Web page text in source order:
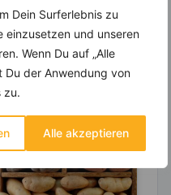
Dein Surferlebnis zu
einzusetzen und unseren
Wenn Du auf „Alle
der Anwendung von
zu.
Alle akzeptieren
die Zutaten